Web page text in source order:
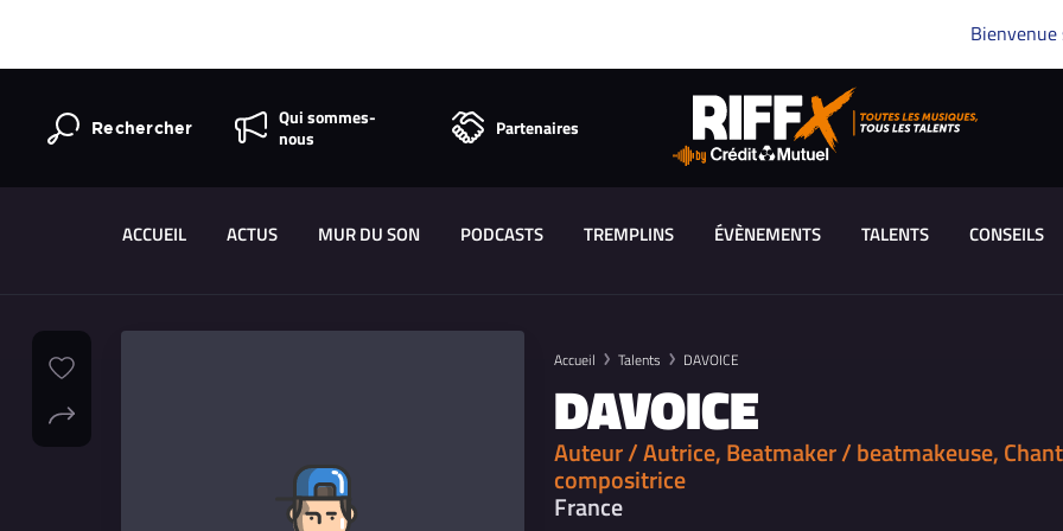
Bienvenue
Rechercher
Qui sommes-
nous
Partenaires
ACCUEIL ACTUS MUR DU SON PODCASTS TREMPLINS ÉVÈNEMENTS TALENTS CONSEILS
Accueil Talents DAVOICE
DAVOICE
Auteur / Autrice, Beatmaker / beatmakeuse,
compositrice
France